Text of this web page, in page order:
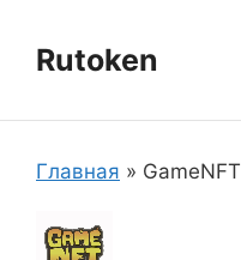
содержимому
Rutoken
Главная » GameNFT